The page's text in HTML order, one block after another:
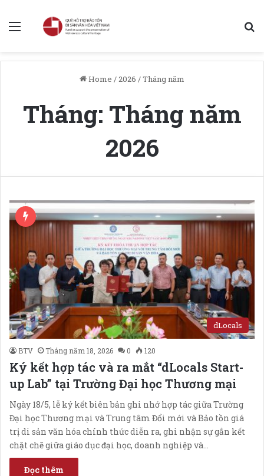
Menu
Home /2026 /Tháng năm
Tháng: Tháng năm
2026
dLocals
BTV Tháng năm 18, 2026 0 120
Ký kết hợp tác và ra mắt “dLocals Start-
up Lab” tại Trường Đại học Thương mại
Ngày 18/5, lễ ký kết biên bản ghi nhớ hợp tác giữa Trường
Đại học Thương mại và Trung tâm Đổi mới và Bảo tồn giá
trị di sản văn hóa chính thức diễn ra, ghi nhận sự gắn kết
chặt chẽ giữa giáo dục đại học, doanh nghiệp và…
Đọc thêm